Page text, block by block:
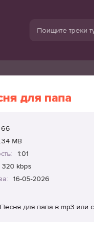
для папа
66
MB
1:01
320 kbps
16-05-2026
для папа в mp3 или